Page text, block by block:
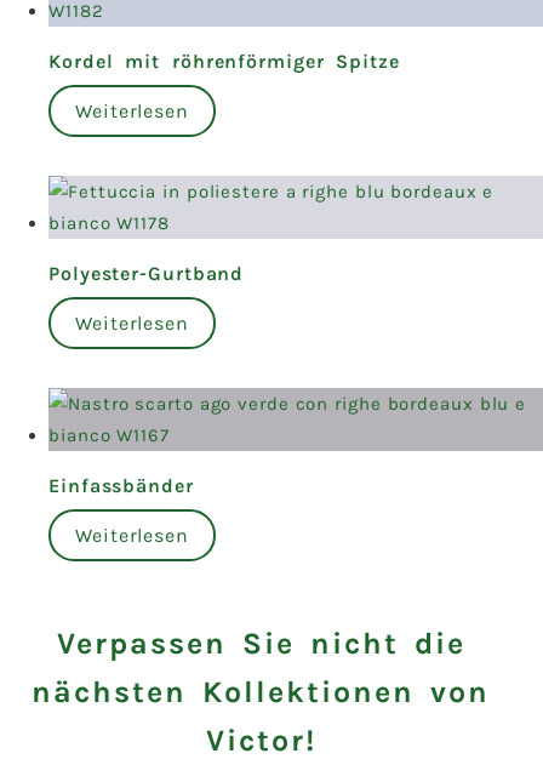
Kordel mit röhrenförmiger Spitze
Weiterlesen
Polyester-Gurtband
Weiterlesen
Einfassbänder
Weiterlesen
Verpassen Sie nicht die
nächsten Kollektionen von
Victor!